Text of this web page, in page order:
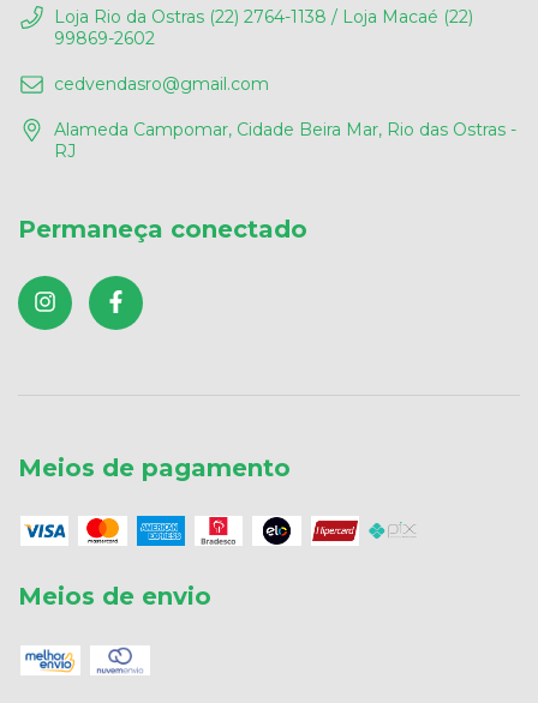
Loja Rio da Ostras (22) 2764-1138 / Loja Macaé (22)
99869-2602
cedvendasro@gmail.com
Alameda Campomar, Cidade Beira Mar, Rio das Ostras -
RJ
Permaneça conectado
Meios de pagamento
Meios de envio